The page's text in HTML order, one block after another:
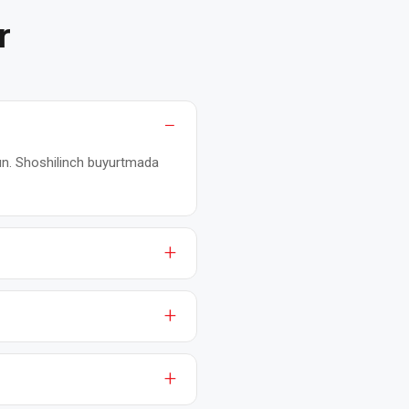
Shoshilinch buyurtmada
oygacha. Kafolat zavod
(ABB, Siemens, WEG,